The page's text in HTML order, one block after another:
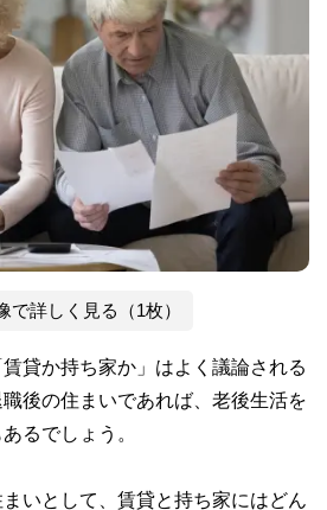
で詳しく見る（1枚）
貸か持ち家か」はよく議論される
後の住まいであれば、老後生活を
るでしょう。
いとして、賃貸と持ち家にはどん